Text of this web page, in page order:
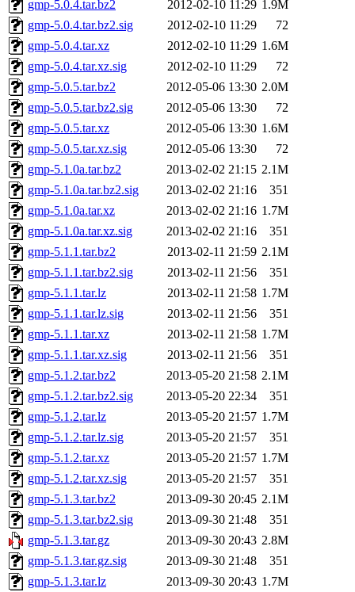
gmp-5.0.4.tar.bz2
2012-02-10 11:29 1.9M
gmp-5.0.4.tar.bz2.sig
2012-02-10 11:29
72
gmp-5.0.4.tar.xz
2012-02-10 11:29 1.6M
gmp-5.0.4.tar.xz.sig
2012-02-10 11:29
72
gmp-5.0.5.tar.bz2
2012-05-06 13:30 2.0M
gmp-5.0.5.tar.bz2.sig
2012-05-06 13:30
72
gmp-5.0.5.tar.xz
2012-05-06 13:30 1.6M
gmp-5.0.5.tar.xz.sig
2012-05-06 13:30
72
gmp-5.1.0a.tar.bz2
2013-02-02 21:15 2.1M
gmp-5.1.0a.tar.bz2.sig
2013-02-02 21:16
351
gmp-5.1.0a.tar.xz
2013-02-02 21:16 1.7M
gmp-5.1.0a.tar.xz.sig
2013-02-02 21:16
351
gmp-5.1.1.tar.bz2
2013-02-11 21:59 2.1M
gmp-5.1.1.tar.bz2.sig
2013-02-11 21:56
351
gmp-5.1.1.tar.lz
2013-02-11 21:58 1.7M
gmp-5.1.1.tar.lz.sig
2013-02-11 21:56
351
gmp-5.1.1.tar.xz
2013-02-11 21:58 1.7M
gmp-5.1.1.tar.xz.sig
2013-02-11 21:56
351
gmp-5.1.2.tar.bz2
2013-05-20 21:58 2.1M
gmp-5.1.2.tar.bz2.sig
2013-05-20 22:34
351
gmp-5.1.2.tar.lz
2013-05-20 21:57 1.7M
gmp-5.1.2.tar.lz.sig
2013-05-20 21:57
351
gmp-5.1.2.tar.xz
2013-05-20 21:57 1.7M
gmp-5.1.2.tar.xz.sig
2013-05-20 21:57
351
gmp-5.1.3.tar.bz2
2013-09-30 20:45 2.1M
gmp-5.1.3.tar.bz2.sig
2013-09-30 21:48
351
gmp-5.1.3.tar.gz
2013-09-30 20:43 2.8M
gmp-5.1.3.tar.gz.sig
2013-09-30 21:48
351
gmp-5.1.3.tar.lz
2013-09-30 20:43 1.7M